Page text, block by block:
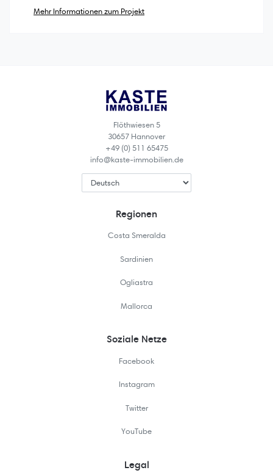
Mehr Informationen zum Projekt
Flöthwiesen 5
30657 Hannover
+49 (0) 511 65475
info@kaste-immobilien.de
Regionen
Costa Smeralda
Sardinien
Ogliastra
Mallorca
Soziale Netze
Facebook
Instagram
Twitter
YouTube
Legal